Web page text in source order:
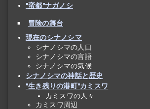
"蛮都"ナガノシ
冒険の舞台
現在のシナノシマ
シナノシマの人口
シナノシマの言語
シナノシマの気候
シナノシマの神話と歴史
"生き残りの港町"カミスワ
カミスワの人々
カミスワ周辺